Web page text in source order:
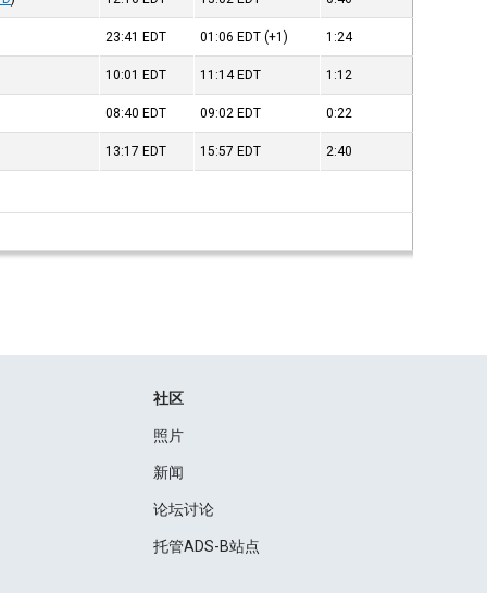
23:41 EDT 01:06 EDT (+1) 1:24
10:01 EDT 11:14 EDT 1:12
08:40 EDT 09:02 EDT 0:22
13:17 EDT 15:57 EDT 2:40
社区
照片
新闻
论坛讨论
托管ADS-B站点